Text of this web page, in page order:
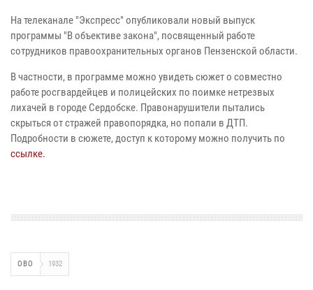
На телеканале "Экспресс" опубликовали новый выпуск
программы "В объективе закона", посвященный работе
сотрудников правоохранительных органов Пензенской области.
В частности, в программе можно увидеть сюжет о совместно
работе росгвардейцев и полицейских по поимке нетрезвых
лихачей в городе Сердобске. Правонарушители пытались
скрыться от стражей правопорядка, но попали в ДТП.
Подробности в сюжете, доступ к которому можно получить по
ссылке.
ОВО 1932